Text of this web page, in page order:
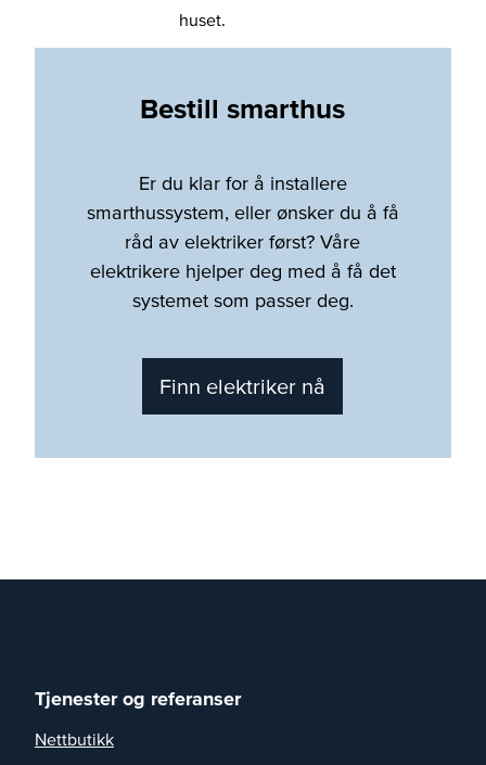
huset.
Bestill smarthus
Er du klar for å installere
smarthussystem, eller ønsker du å få
råd av elektriker først? Våre
elektrikere hjelper deg med å få det
systemet som passer deg.
Finn elektriker nå
Tjenester og referanser
Nettbutikk